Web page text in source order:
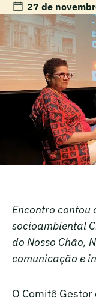
27 de
Encontro contou
socioambiental
do Nosso Chão,
comunicação e
O Comitê